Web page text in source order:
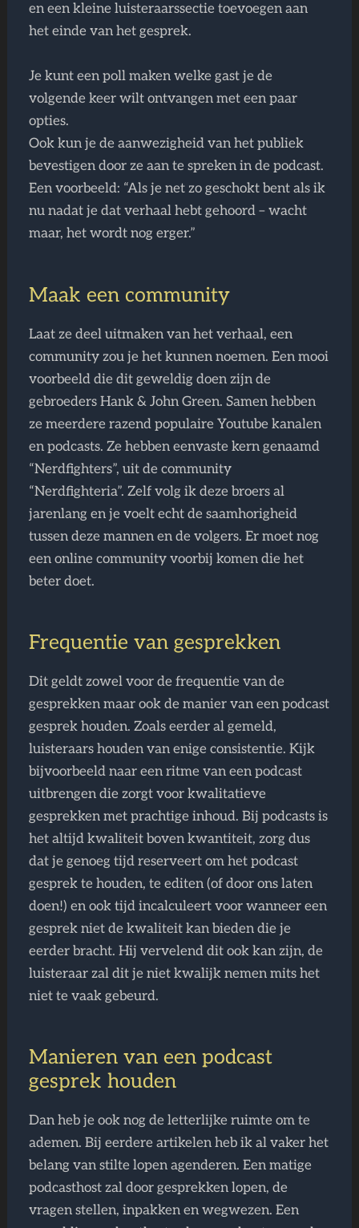
en een kleine luisteraarssectie toevoegen aan
het einde van het gesprek.
Je kunt een poll maken welke gast je de
volgende keer wilt ontvangen met een paar
opties.
Ook kun je de aanwezigheid van het publiek
bevestigen door ze aan te spreken in de podcast.
Een voorbeeld: “Als je net zo geschokt bent als ik
nu nadat je dat verhaal hebt gehoord – wacht
maar, het wordt nog erger.”
Maak een community
Laat ze deel uitmaken van het verhaal, een
community zou je het kunnen noemen. Een mooi
voorbeeld die dit geweldig doen zijn de
gebroeders Hank & John Green. Samen hebben
ze meerdere razend populaire Youtube kanalen
en podcasts. Ze hebben eenvaste kern genaamd
“Nerdfighters”, uit de community
“Nerdfighteria”. Zelf volg ik deze broers al
jarenlang en je voelt echt de saamhorigheid
tussen deze mannen en de volgers. Er moet nog
een online community voorbij komen die het
beter doet.
Frequentie van gesprekken
Dit geldt zowel voor de frequentie van de
gesprekken maar ook de manier van een podcast
gesprek houden. Zoals eerder al gemeld,
luisteraars houden van enige consistentie. Kijk
bijvoorbeeld naar een ritme van een podcast
uitbrengen die zorgt voor kwalitatieve
gesprekken met prachtige inhoud. Bij podcasts is
het altijd kwaliteit boven kwantiteit, zorg dus
dat je genoeg tijd reserveert om het podcast
gesprek te houden, te editen (of door ons laten
doen!) en ook tijd incalculeert voor wanneer een
gesprek niet de kwaliteit kan bieden die je
eerder bracht. Hij vervelend dit ook kan zijn, de
luisteraar zal dit je niet kwalijk nemen mits het
niet te vaak gebeurd.
Manieren van een podcast
gesprek houden
Dan heb je ook nog de letterlijke ruimte om te
ademen. Bij eerdere artikelen heb ik al vaker het
belang van stilte lopen agenderen. Een matige
podcasthost zal door gesprekken lopen, de
vragen stellen, inpakken en wegwezen. Een